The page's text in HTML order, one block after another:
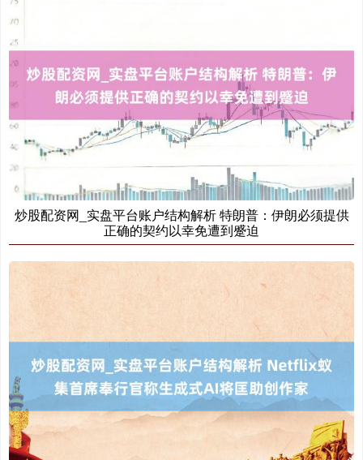
深证成指 14046.09 -98.11 -0.69%
沪深300 4636.02 -22.14 -0.48%
北证50 1121.30 +1.84 +0.17%
炒股配资网_实盘平台账户结构解析 特朗普：伊朗必须提供
正确的契约以幸免遭到蹙迫